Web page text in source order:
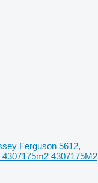
Ferguson 5612,
4307175M2